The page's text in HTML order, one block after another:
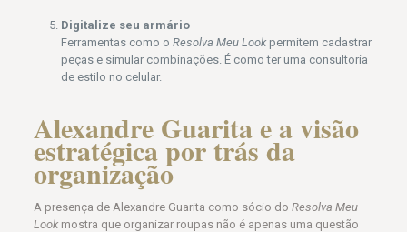
Digitalize seu armário
Ferramentas como o Resolva Meu Lookpermitem cadastrar
peças e simular combinações. É como ter uma consultoria
de estilo no celular.
Alexandre Guarita e a visão
estratégica por trás da
organização
A presença de Alexandre Guarita como sócio do Resolva Meu
Lookmostra que organizar roupas não é apenas uma questão